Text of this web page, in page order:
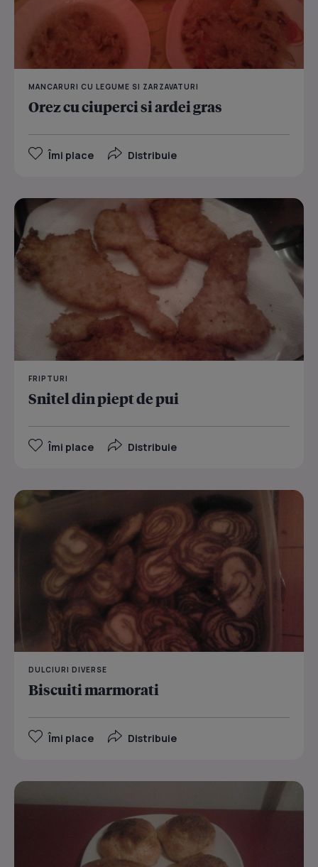
MANCARURI CU LEGUME SI ZARZAVATURI
Orez cu ciuperci si ardei gras
Îmi place Distribuie
FRIPTURI
Snitel din piept de pui
Îmi place Distribuie
DULCIURI DIVERSE
Biscuiti marmorati
Îmi place Distribuie